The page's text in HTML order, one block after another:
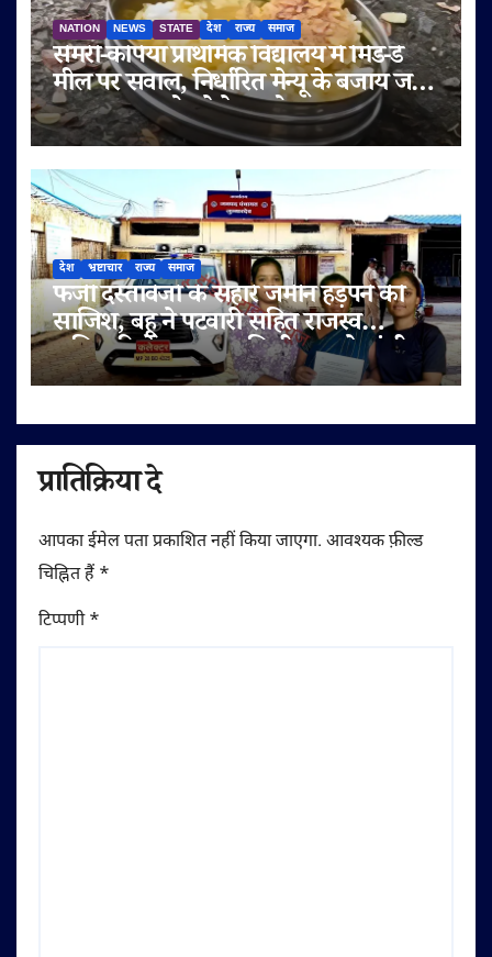
NATION NEWS STATE देश राज्य समाज
सेमरी-कपिया प्राथमिक विद्यालय में मिड-डे
मील पर सवाल, निर्धारित मेन्यू के बजाय जला
चावल-दाल परोसने के आरोप
देश भ्रष्टाचार राज्य समाज
फर्जी दस्तावेजों के सहारे जमीन हड़पने की
साजिश, बहू ने पटवारी सहित राजस्व
अधिकारियों पर लगाए मिलीभगत के गंभीर
आरोप
प्रातिक्रिया दे
आपका ईमेल पता प्रकाशित नहीं किया जाएगा. आवश्यक फ़ील्ड
चिह्नित हैं *
टिप्पणी*